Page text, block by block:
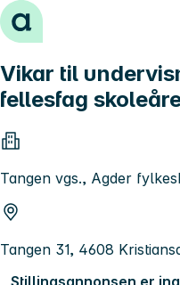
Hopp til innhold
Vikar til
fellesfag
Tangen vgs., Agder
Tangen 31, 4608
Stillingsannonsen er